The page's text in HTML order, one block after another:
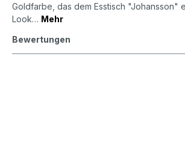
Goldfarbe, das dem Esstisch "Johansson"
Look… Mehr
Bewertungen